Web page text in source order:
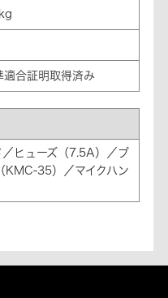
適合証明取得済み
ヒューズ（7.5A）／ブ
KMC-35）／マイクハン